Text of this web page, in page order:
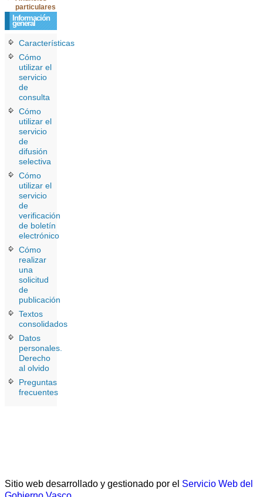
particulares
Información
general
Características
Cómo
utilizar el
servicio
de
consulta
Cómo
utilizar el
servicio
de
difusión
selectiva
Cómo
utilizar el
servicio
de
verificación
de boletín
electrónico
Cómo
realizar
una
solicitud
de
publicación
Textos
consolidados
Datos
personales.
Derecho
al olvido
Preguntas
frecuentes
Sitio web desarrollado y gestionado por el Servicio Web del